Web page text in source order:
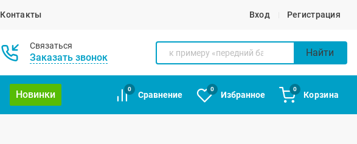
Контакты Вход Регистрация
Связаться
Заказать звонок Найти
Новинки
0
Сравнение
0
Избранное
0
Корзина